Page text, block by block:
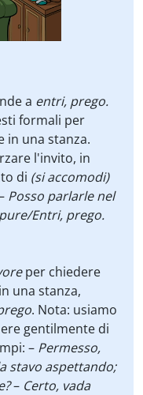
a entri, prego.
formali per
in una stanza.
l'invito, in
di (si accomodi)
Posso parlarle nel
Entri, prego.
per chiedere
una stanza,
. Nota: usiamo
gentilmente di
– Permesso,
stavo aspettando;
– Certo, vada